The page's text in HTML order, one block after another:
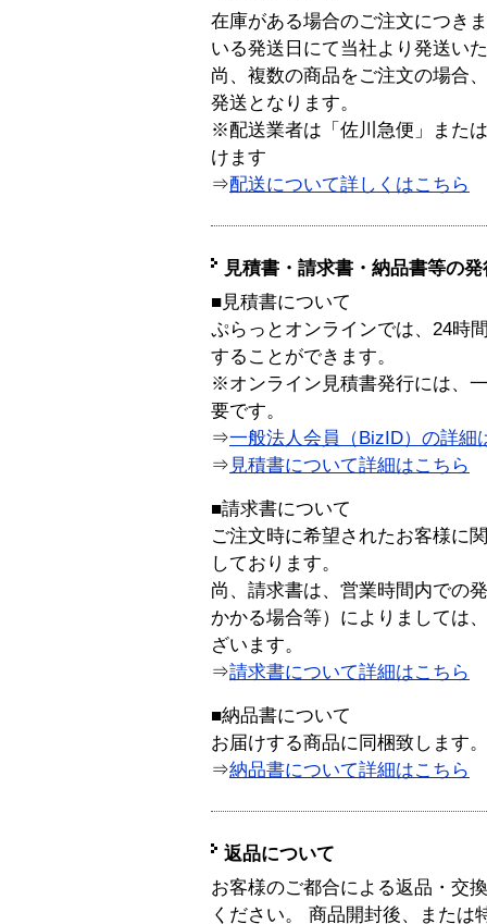
在庫がある場合のご注文につき
いる発送日にて当社より発送い
尚、複数の商品をご注文の場合
発送となります。
※配送業者は「佐川急便」また
けます
⇒配送について詳しくはこちら
見積書・請求書・納品書等の
■見積書について
ぷらっとオンラインでは、24時
することができます。
※オンライン見積書発行には、
要です。
⇒一般法人会員（BizID）の詳細
⇒ 見積書について詳細はこちら
■請求書について
ご注文時に希望されたお客様に
しております。
尚、請求書は、営業時間内での
かかる場合等）によりましては
ざいます。
⇒請求書について詳細はこちら
■納品書について
お届けする商品に同梱致します。
⇒納品書について詳細はこちら
返品について
お客様のご都合による返品・交
ください。 商品開封後、または